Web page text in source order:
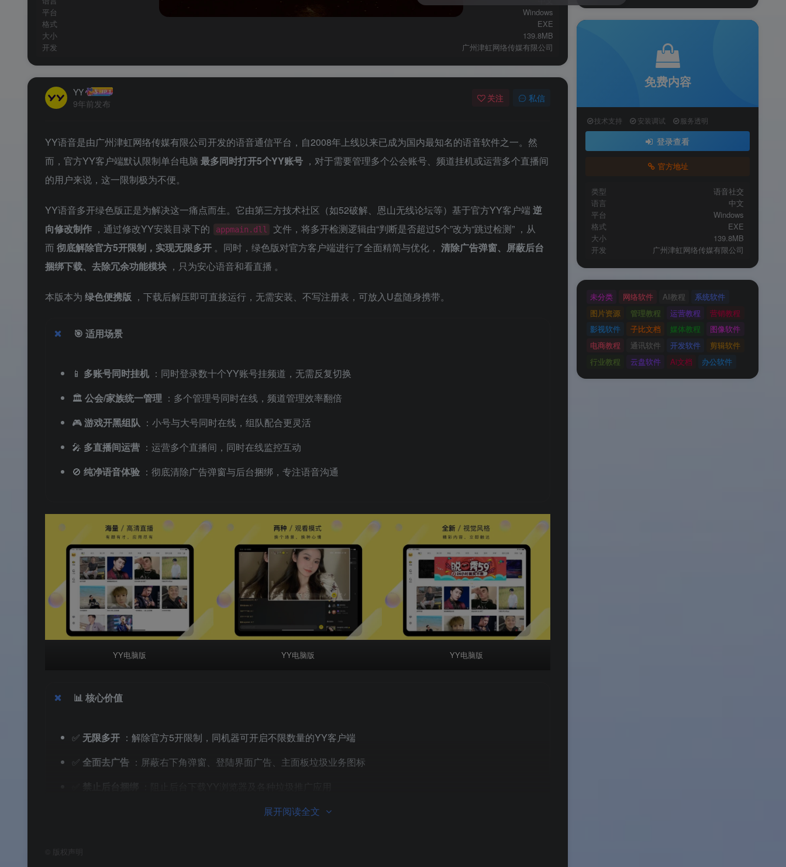
平台
Windows
格式
EXE
大小
139.8MB
开发
广州津虹网络传媒有限公司
YY
9年前发布
关注 私信
YY语音是由广州津虹网络传媒有限公司开发的语音通信平台，自2008年上线以来已成为国内最知名的语音软件之一。然
而，官方YY客户端默认限制单台电脑 最多同时打开5个YY账号 ，对于需要管理多个公会账号、频道挂机或运营多个直播间
的用户来说，这一限制极为不便。
YY语音多开绿色版正是为解决这一痛点而生。它由第三方技术社区（如52破解、恩山无线论坛等）基于官方YY客户端 逆
向修改制作 ，通过修改YY安装目录下的 appmain.dll 文件，将多开检测逻辑由“判断是否超过5个”改为“跳过检测” ，从
而 彻底解除官方5开限制，实现无限多开 。同时，绿色版对官方客户端进行了全面精简与优化， 清除广告弹窗、屏蔽后台
捆绑下载、去除冗余功能模块 ，只为安心语音和看直播 。
本版本为 绿色便携版 ，下载后解压即可直接运行，无需安装、不写注册表，可放入U盘随身携带。
🎯 适用场景
📱 多账号同时挂机 ：同时登录数十个YY账号挂频道，无需反复切换
🏛️ 公会/家族统一管理 ：多个管理号同时在线，频道管理效率翻倍
🎮游戏开黑组队 ：小号与大号同时在线，组队配合更灵活
🎤 多直播间运营 ：运营多个直播间，同时在线监控互动
🚫 纯净语音体验 ：彻底清除广告弹窗与后台捆绑，专注语音沟通
YY电脑版 YY电脑版 YY电脑版
📊 核心价值
✅ 无限多开 ：解除官方5开限制，同机器可开启不限数量的YY客户端
✅ 全面去广告 ：屏蔽右下角弹窗、登陆界面广告、主面板垃圾业务图标
：删除YY游戏大厅、在线升级、日志收集、崩溃报告等无用文件
展开阅读全文
版权声明
免费内容
技术支持 安装调试 服务透明
登录查看
官方地址
类型
语音社交
语言
中文
平台
Windows
格式
EXE
大小
139.8MB
开发
广州津虹网络传媒有限公司
未分类 网络软件 AI教程
系统软件
图片资源
管理教程 运营教程
营销教程
影视软件
子比文档 媒体教程
图像软件
电商教程
通讯软件 开发软件
剪辑软件
行业教程
云盘软件 Ai文档 办公软件